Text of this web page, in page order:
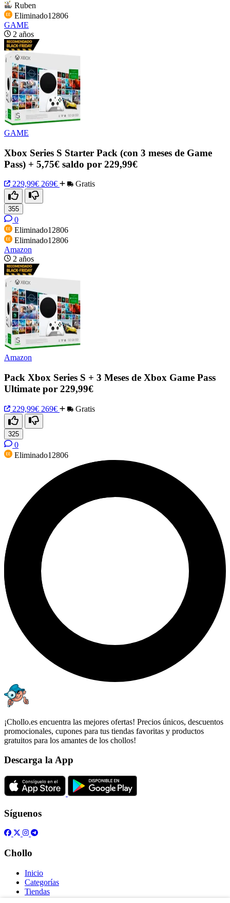
Ruben
Eliminado12806
GAME
2 años
GAME
Xbox Series S Starter Pack (con 3 meses de Game
Pass) + 5,75€ saldo por 229,99€
229,99€ 269€ Gratis
355
0
Eliminado12806
Eliminado12806
Amazon
2 años
Amazon
Pack Xbox Series S + 3 Meses de Xbox Game Pass
Ultimate por 229,99€
229,99€ 269€ Gratis
325
0
Eliminado12806
¡Chollo.es encuentra las mejores ofertas! Precios únicos, descuentos
promocionales, cupones para tus tiendas favoritas y productos
gratuitos para los amantes de los chollos!
Descarga la App
Síguenos
Chollo
Inicio
Categorías
Tiendas
Gratis